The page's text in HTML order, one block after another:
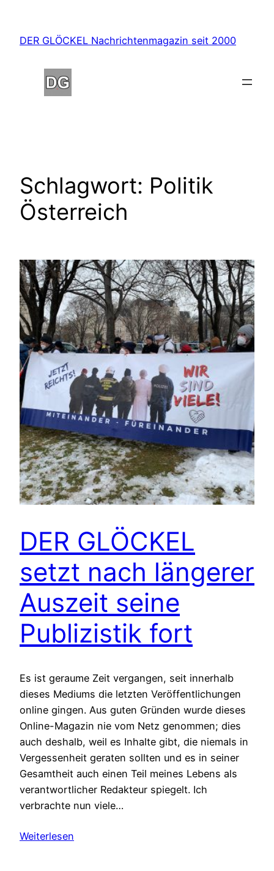
springen
DER GLÖCKEL Nachrichtenmagazin seit 2000
Schlagwort: Politik
Österreich
DER GLÖCKEL
setzt nach längerer
Auszeit seine
Publizistik fort
Es ist geraume Zeit vergangen, seit innerhalb
dieses Mediums die letzten Veröffentlichungen
online gingen. Aus guten Gründen wurde dieses
Online-Magazin nie vom Netz genommen; dies
auch deshalb, weil es Inhalte gibt, die niemals in
Vergessenheit geraten sollten und es in seiner
Gesamtheit auch einen Teil meines Lebens als
verantwortlicher Redakteur spiegelt. Ich
verbrachte nun viele…
Weiterlesen